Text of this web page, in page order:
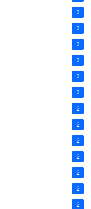
2
2
2
2
2
2
2
2
2
2
2
2
2